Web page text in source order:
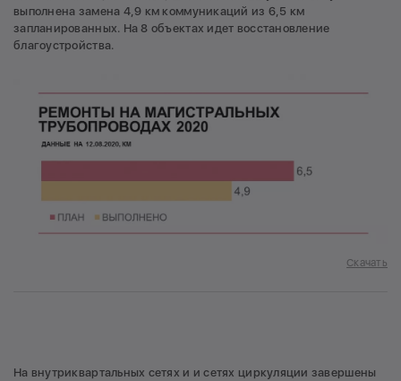
выполнена замена 4,9 км коммуникаций из 6,5 км
запланированных. На 8 объектах идет восстановление
благоустройства.
Скачать
На внутриквартальных сетях и и сетях циркуляции завершены